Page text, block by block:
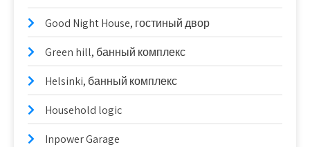
Good Night House, гостиный двор
Green hill, банный комплекс
Helsinki, банный комплекс
Household logic
Inpower Garage